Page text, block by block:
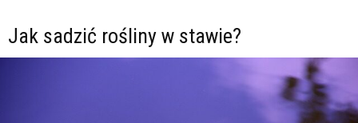
Jak sadzić rośliny w stawie?